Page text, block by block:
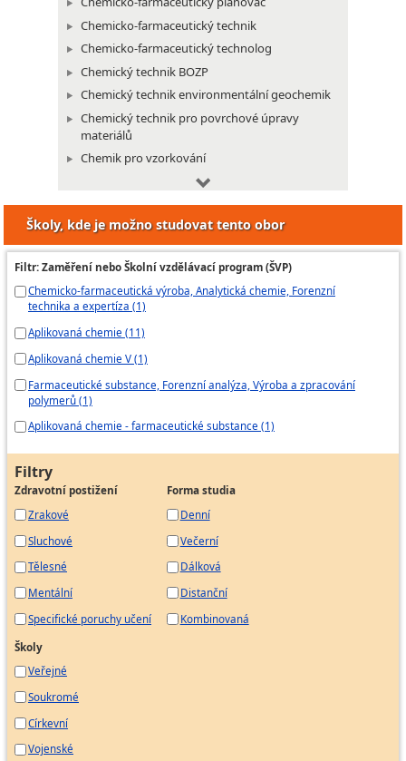
Chemicko-farmaceutický technik
Chemicko-farmaceutický technolog
Chemický technik BOZP
Chemický technik environmentální geochemik
Chemický technik pro povrchové úpravy
materiálů
Chemik pro vzorkování
REACH manažer
Chemický technik
Chemický technik analytik
Chemický technik manažer provozu
Chemický technik plánovač
Chemický technik pro environment
Provozní technik gumárenské a plastikářské
výroby
Hasič - technik
Vrchní inspektor - technik služeb
Mistr čistírny
Technik prádelen a čistíren
Stavební technik pro environment
Výplachový technik
Vodárenský technik
Školy, kde je možno studovat tento obor
Filtr: Zaměření nebo Školní vzdělávací program (ŠVP)
Chemicko-farmaceutická výroba, Analytická chemie, Forenzní
technika a expertíza (1)
Aplikovaná chemie (11)
Aplikovaná chemie V (1)
Farmaceutické substance, Forenzní analýza, Výroba a zpracování
polymerů (1)
Aplikovaná chemie - farmaceutické substance (1)
Filtry
Zdravotní postižení
Zrakové
Sluchové
Tělesné
Mentální
Specifické poruchy učení
Forma studia
Denní
Večerní
Dálková
Distanční
Kombinovaná
Školy
Veřejné
Soukromé
Církevní
Vojenské